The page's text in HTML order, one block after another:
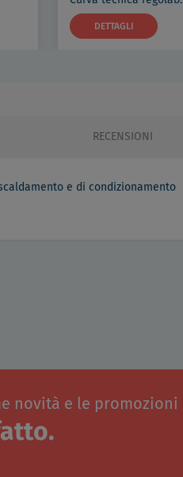
DETTAGLI
RECENSIONI
e di condizionamento
novità e le promozioni